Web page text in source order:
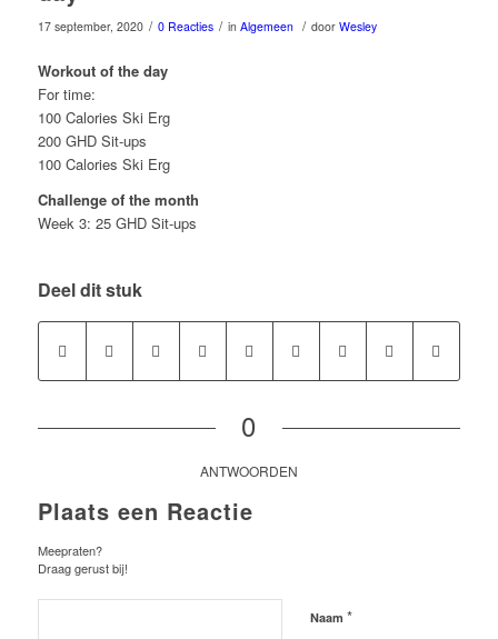
17 september, 2020 / 0 Reacties / in Algemeen / door Wesley
Workout of the day
For time:
100 Calories Ski Erg
200 GHD Sit-ups
100 Calories Ski Erg
Challenge of the month
Week 3: 25 GHD Sit-ups
Deel dit stuk
0
ANTWOORDEN
Plaats een Reactie
Meepraten?
Draag gerust bij!
Naam *